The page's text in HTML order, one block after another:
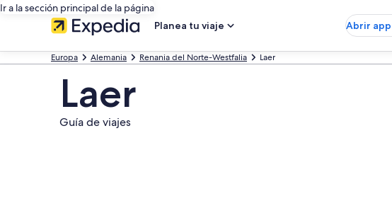
Ir a la sección principal de la página
Planea tu viaje
Abrir app
Europa Alemania Renania del Norte-Westfalia Laer
Laer
Guía de viajes